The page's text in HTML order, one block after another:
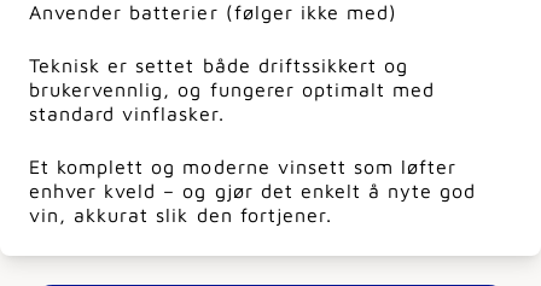
Anvender batterier (følger ikke med)
Teknisk er settet både driftssikkert og
brukervennlig, og fungerer optimalt med
standard vinflasker.
Et komplett og moderne vinsett som løfter
enhver kveld – og gjør det enkelt å nyte god
vin, akkurat slik den fortjener.